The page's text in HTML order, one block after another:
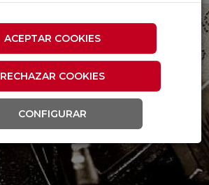
ACEPTAR COOKIES
RECHAZAR COOKIES
CONFIGURAR